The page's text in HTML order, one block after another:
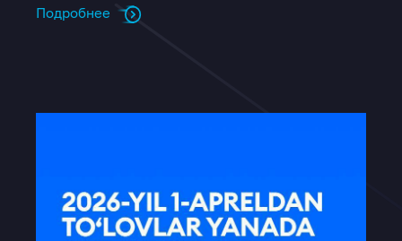
Подробнее